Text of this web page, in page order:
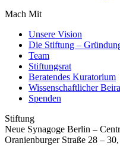
Mach Mit
Unsere Vision
Die Stiftung –
Team
Stiftungsrat
Beratendes Kuratorium
Wissenschaftlicher
Spenden
Stiftung
Neue Synagoge Berlin –
Oranienburger Straße 28 –